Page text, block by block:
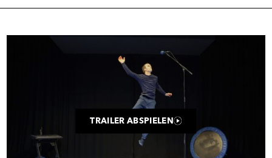
TRAILER ABSPIELEN